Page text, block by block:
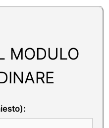
MODULO